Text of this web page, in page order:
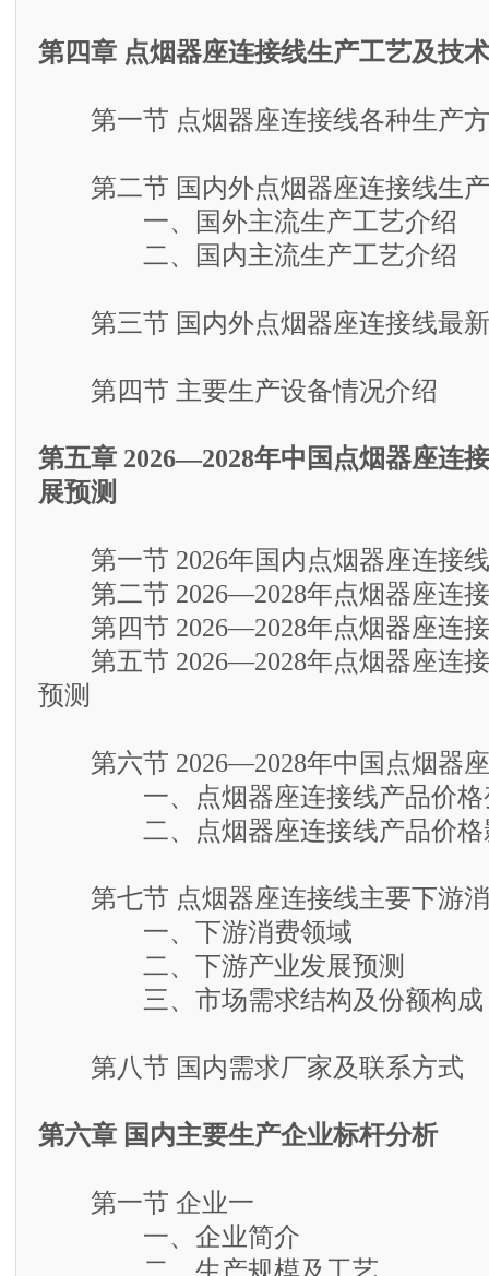
第四章 点烟器座连接线生产工艺及技
第一节 点烟器座连接线各种生产方
第二节 国内外点烟器座连接线生产
一、国外主流生产工艺介绍
二、国内主流生产工艺介绍
第三节 国内外点烟器座连接线最新
第四节 主要生产设备情况介绍
第五章 2026—2028年中国点烟器座连
展预测
第一节 2026年国内点烟器座连接线
第二节 2026—2028年点烟器座连接
第四节 2026—2028年点烟器座连接
第五节 2026—2028年点烟器座连接
预测
第六节 2026—2028年中国点烟器座
一、点烟器座连接线产品价格
二、点烟器座连接线产品价格
第七节 点烟器座连接线主要下游消
一、下游消费领域
二、下游产业发展预测
三、市场需求结构及份额构成
第八节 国内需求厂家及联系方式
第六章 国内主要生产企业标杆分析
第一节 企业一
一、企业简介